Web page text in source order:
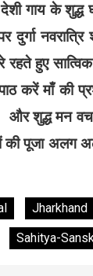
गाय के
नवरात्रि
रहते हुए
करें माँ की
शुद्ध मन वचन
की पूजा अलग
Jharkhand
Sahitya-